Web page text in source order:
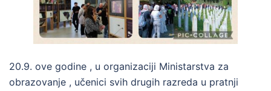
20.9. ove godine , u organizaciji Ministarstva za
obrazovanje , učenici svih drugih razreda u pratnji